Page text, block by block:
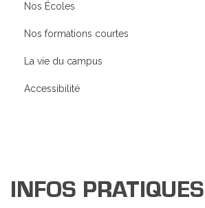
Nos Écoles
Nos formations courtes
La vie du campus
Accessibilité
INFOS PRATIQUES